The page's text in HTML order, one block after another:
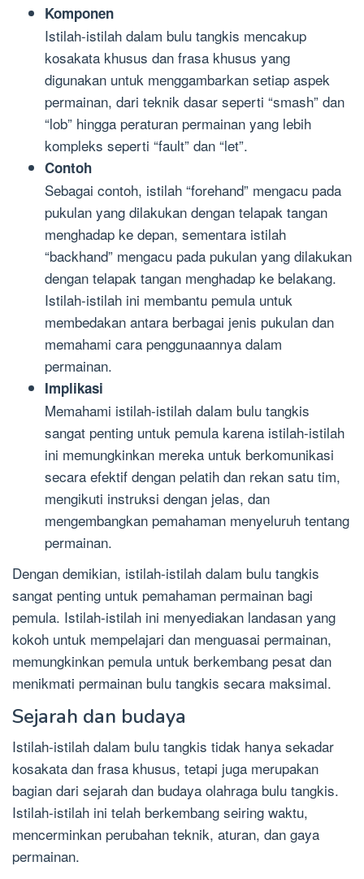
Komponen
Istilah-istilah dalam bulu tangkis mencakup
kosakata khusus dan frasa khusus yang
digunakan untuk menggambarkan setiap aspek
permainan, dari teknik dasar seperti “smash” dan
“lob” hingga peraturan permainan yang lebih
kompleks seperti “fault” dan “let”.
Contoh
Sebagai contoh, istilah “forehand” mengacu pada
pukulan yang dilakukan dengan telapak tangan
menghadap ke depan, sementara istilah
“backhand” mengacu pada pukulan yang dilakukan
dengan telapak tangan menghadap ke belakang.
Istilah-istilah ini membantu pemula untuk
membedakan antara berbagai jenis pukulan dan
memahami cara penggunaannya dalam
permainan.
Implikasi
Memahami istilah-istilah dalam bulu tangkis
sangat penting untuk pemula karena istilah-istilah
ini memungkinkan mereka untuk berkomunikasi
secara efektif dengan pelatih dan rekan satu tim,
mengikuti instruksi dengan jelas, dan
mengembangkan pemahaman menyeluruh tentang
permainan.
Dengan demikian, istilah-istilah dalam bulu tangkis
sangat penting untuk pemahaman permainan bagi
pemula. Istilah-istilah ini menyediakan landasan yang
kokoh untuk mempelajari dan menguasai permainan,
memungkinkan pemula untuk berkembang pesat dan
menikmati permainan bulu tangkis secara maksimal.
Sejarah dan budaya
Istilah-istilah dalam bulu tangkis tidak hanya sekadar
kosakata dan frasa khusus, tetapi juga merupakan
bagian dari sejarah dan budaya olahraga bulu tangkis.
Istilah-istilah ini telah berkembang seiring waktu,
mencerminkan perubahan teknik, aturan, dan gaya
permainan.